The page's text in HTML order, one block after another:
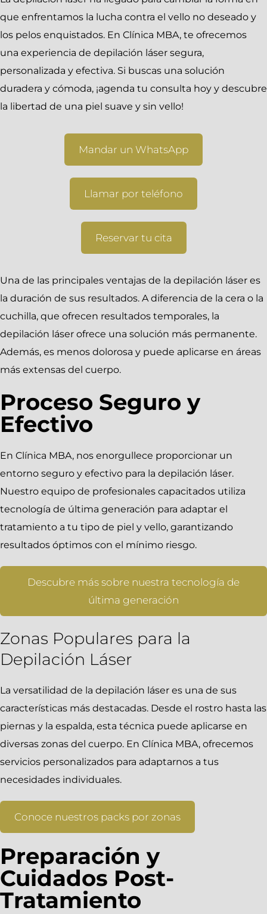
que enfrentamos la lucha contra el vello no deseado y
los pelos enquistados. En Clínica MBA, te ofrecemos
una experiencia de depilación láser segura,
personalizada y efectiva. Si buscas una solución
duradera y cómoda, ¡agenda tu consulta hoy y descubre
la libertad de una piel suave y sin vello!
Mandar un WhatsApp
Llamar por teléfono
Reservar tu cita
Una de las principales ventajas de la depilación láser es
la duración de sus resultados. A diferencia de la cera o la
cuchilla, que ofrecen resultados temporales, la
depilación láser ofrece una solución más permanente.
Además, es menos dolorosa y puede aplicarse en áreas
más extensas del cuerpo.
Proceso Seguro y
Efectivo
En Clínica MBA, nos enorgullece proporcionar un
entorno seguro y efectivo para la depilación láser.
Nuestro equipo de profesionales capacitados utiliza
tecnología de última generación para adaptar el
tratamiento a tu tipo de piel y vello, garantizando
resultados óptimos con el mínimo riesgo.
Descubre más sobre nuestra tecnología de
última generación
Zonas Populares para la
Depilación Láser
La versatilidad de la depilación láser es una de sus
características más destacadas. Desde el rostro hasta las
piernas y la espalda, esta técnica puede aplicarse en
diversas zonas del cuerpo. En Clínica MBA, ofrecemos
servicios personalizados para adaptarnos a tus
necesidades individuales.
Conoce nuestros packs por zonas
Preparación y
Cuidados Post-
Tratamiento